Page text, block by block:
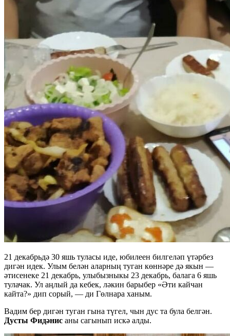
21 декабрьдә 30 яшь туласы иде, юбилеен билгеләп үтәрбез
дигән идек. Улым белән аларның туган көннәре дә якын —
әтисенеке 21 декабрь, улыбызныкы 23 декабрь, балага 6 яшь
тулачак. Ул аңлый да кебек, ләкин барыбер «Әти кайчан
кайта?» дип сорый, — ди Гөлнара ханым.
Вадим бер дигән туган гына түгел, чын дус та була белгән.
Дусты Фидәнис аны сагынып искә алды.